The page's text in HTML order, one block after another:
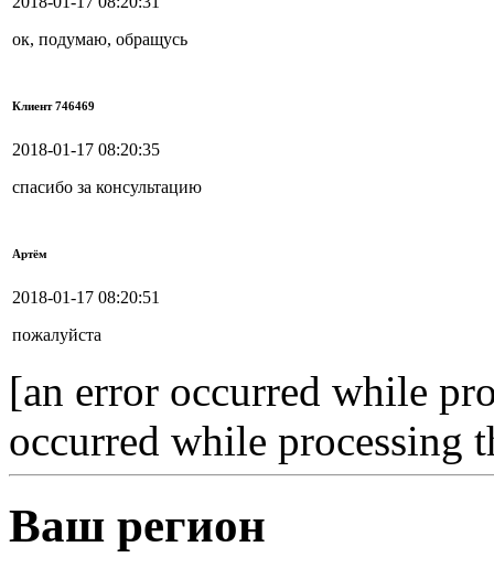
ок, подумаю, обращусь
Клиент 746469
2018-01-17 08:20:35
спасибо за консультацию
Артём
2018-01-17 08:20:51
пожалуйста
[an error occurred while
occurred while processing
Ваш регион